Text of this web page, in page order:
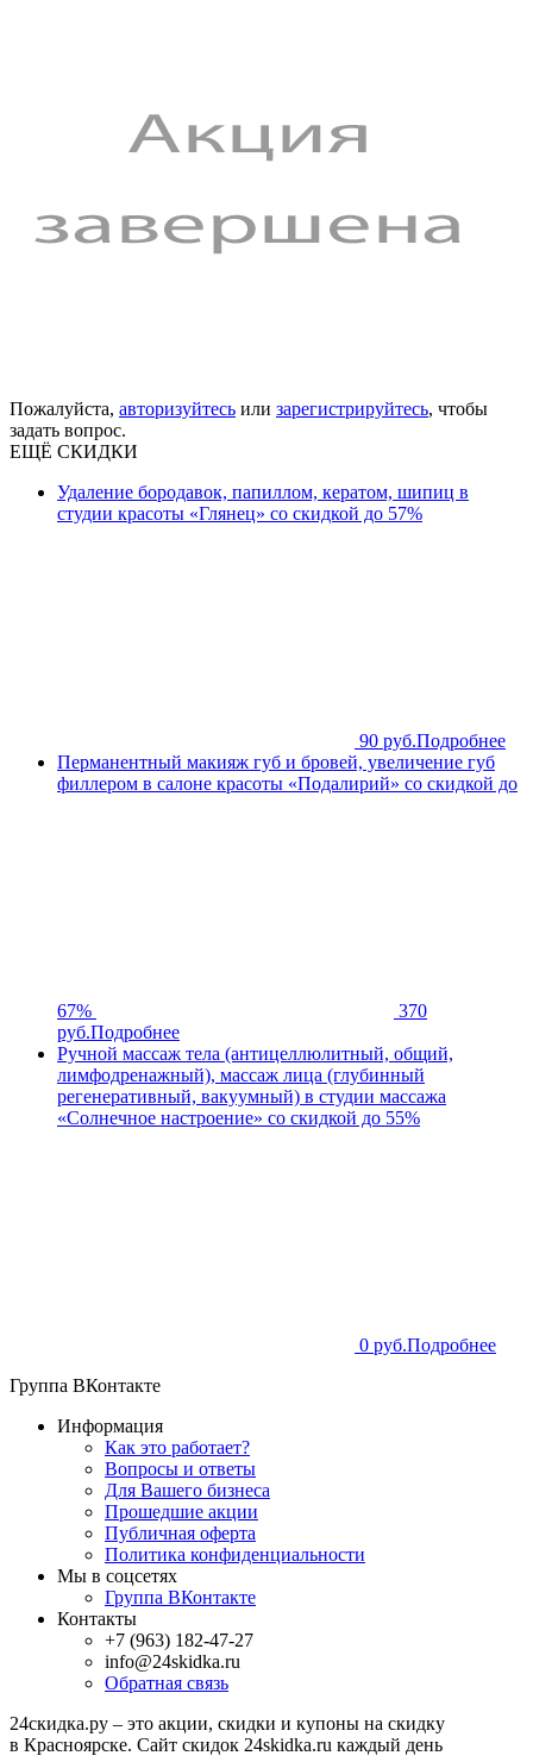
Пожалуйста, авторизуйтесь или зарегистрируйтесь, чтобы
задать вопрос.
ЕЩЁ СКИДКИ
Удаление бородавок, папиллом, кератом, шипиц в
студии красоты «Глянец» со скидкой до 57%
90 руб.Подробнее
Перманентный макияж губ и бровей, увеличение губ
филлером в салоне красоты «Подалирий» со скидкой до
67%
370
руб.Подробнее
Ручной массаж тела (антицеллюлитный, общий,
лимфодренажный), массаж лица (глубинный
регенеративный, вакуумный) в студии массажа
«Солнечное настроение» со скидкой до 55%
0 руб.Подробнее
Группа ВКонтакте
Информация
Как это работает?
Вопросы и ответы
Для Вашего бизнеса
Прошедшие акции
Публичная оферта
Политика конфиденциальности
Мы в соцсетях
Группа ВКонтакте
Контакты
+7 (963) 182-47-27
info@24skidka.ru
Обратная связь
24скидка.ру – это акции, скидки и купоны на скидку
в Красноярске. Сайт скидок 24skidka.ru каждый день